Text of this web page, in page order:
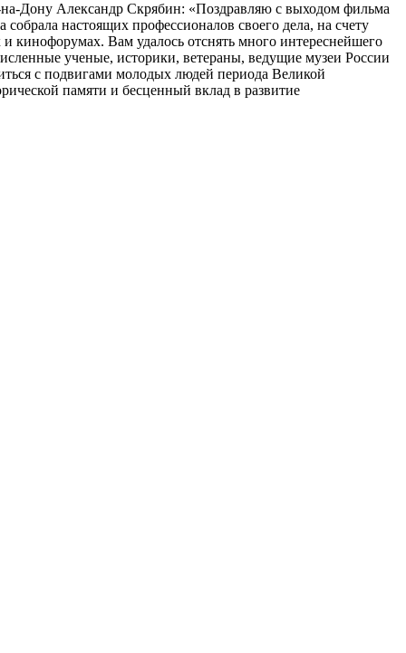
Дону Александр Скрябин: «Поздравляю с выходом фильма
настоящих профессионалов своего дела, на счету
Вам удалось отснять много интереснейшего
ученые, историки, ветераны, ведущие музеи России
с подвигами молодых людей периода Великой
памяти и бесценный вклад в развитие